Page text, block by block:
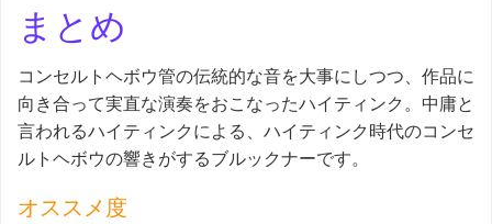
まとめ
コンセルトヘボウ管の伝統的な音を大事にしつつ、作品に
向き合って実直な演奏をおこなったハイティンク。中庸と
言われるハイティンクによる、ハイティンク時代のコンセ
ルトヘボウの響きがするブルックナーです。
オススメ度